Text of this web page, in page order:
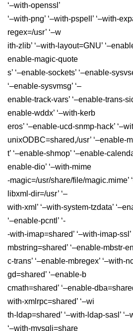
‘–with-openssl’
‘–with-png’ ‘–with-pspell’ ‘–with-
regex=/usr’ ‘–w
ith-zlib’ ‘–with-layout=GNU’
enable-magic-quote
s’ ‘–enable-sockets’ ‘–enable-
‘–enable-sysvmsg’ ‘–
enable-track-vars’ ‘–enable-trans-
enable-wddx’ ‘–with-kerb
eros’ ‘–enable-ucd-snmp-hack’
unixODBC=shared,/usr’ ‘–enable-
t’ ‘–enable-shmop’ ‘–enable-
enable-dio’ ‘–with-mime
-magic=/usr/share/file/magic.mime’
libxml-dir=/usr’ ‘–
with-xml’ ‘–with-system-tzdata’
‘–enable-pcntl’ ‘-
-with-imap=shared’ ‘–with-imap-
mbstring=shared’ ‘–enable-mbstr-en
c-trans’ ‘–enable-mbregex’ ‘–with-
gd=shared’ ‘–enable-b
cmath=shared’ ‘–enable-
with-xmlrpc=shared’ ‘–wi
th-ldap=shared’ ‘–with-ldap-sasl’
‘–with-mysqli=share